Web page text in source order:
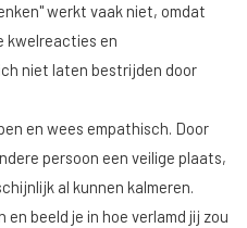
werkt vaak niet, omdat
kwelreacties en
niet laten bestrijden door
en wees empathisch. Door
persoon een veilige plaats,
al kunnen kalmeren.
beeld je in hoe verlamd jij zou